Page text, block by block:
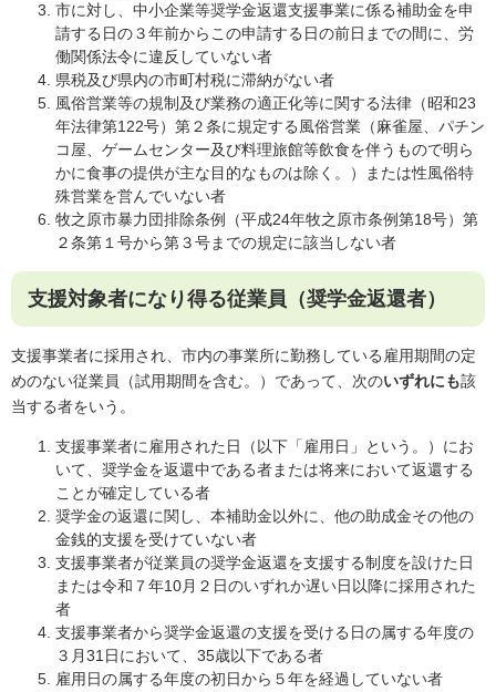
市に対し、中小企業等奨学金返還支援事業に係る補助金を申
請する日の３年前からこの申請する日の前日までの間に、労
働関係法令に違反していない者
県税及び県内の市町村税に滞納がない者
風俗営業等の規制及び業務の適正化等に関する法律（昭和23
年法律第122号）第２条に規定する風俗営業（麻雀屋、パチン
コ屋、ゲームセンター及び料理旅館等飲食を伴うもので明ら
かに食事の提供が主な目的なものは除く。）または性風俗特
殊営業を営んでいない者
牧之原市暴力団排除条例（平成24年牧之原市条例第18号）第
２条第１号から第３号までの規定に該当しない者
支援対象者になり得る従業員（奨学金返還者）
支援事業者に採用され、市内の事業所に勤務している雇用期間の定
めのない従業員（試用期間を含む。）であって、次のいずれにも該
当する者をいう。
支援事業者に雇用された日（以下「雇用日」という。）にお
いて、奨学金を返還中である者または将来において返還する
ことが確定している者
奨学金の返還に関し、本補助金以外に、他の助成金その他の
金銭的支援を受けていない者
支援事業者が従業員の奨学金返還を支援する制度を設けた日
または令和７年10月２日のいずれか遅い日以降に採用された
者
支援事業者から奨学金返還の支援を受ける日の属する年度の
３月31日において、35歳以下である者
雇用日の属する年度の初日から５年を経過していない者